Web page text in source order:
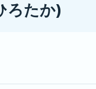
ろたか)